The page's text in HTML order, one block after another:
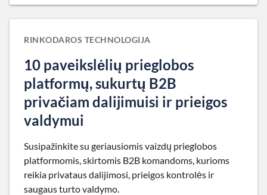
RINKODAROS TECHNOLOGIJA
10 paveikslėlių prieglobos
platformų, sukurtų B2B
privačiam dalijimuisi ir prieigos
valdymui
Susipažinkite su geriausiomis vaizdų prieglobos
platformomis, skirtomis B2B komandoms, kurioms
reikia privataus dalijimosi, prieigos kontrolės ir
saugaus turto valdymo.